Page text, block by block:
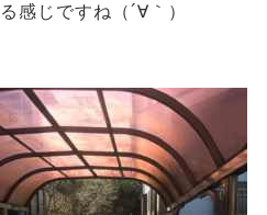
る感じですね（´∀｀）